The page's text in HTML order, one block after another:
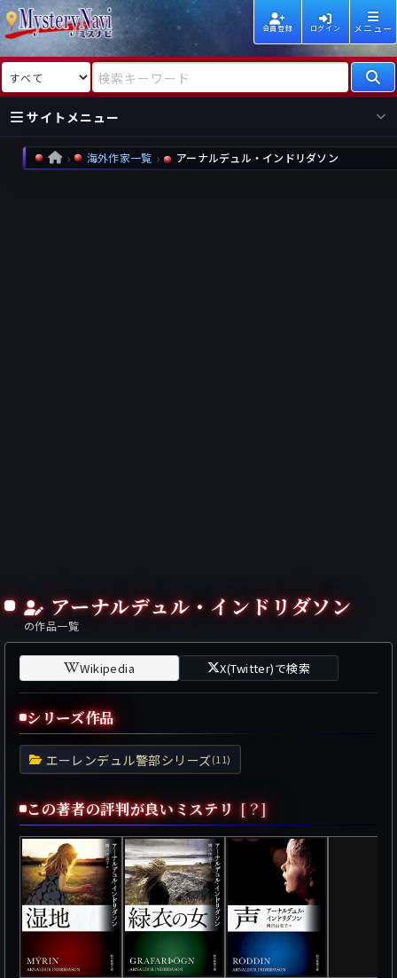
会員登録 ログイン メニュー
検索対象 検索キーワード
サイトメニュー
国内
海外
新着
新刊
HOME 海外作家一覧 アーナルデュル・インドリダソン
アーナルデュル・インドリダソン
の作品一覧
Wikipedia X(Twitter)で検索
シリーズ作品
エーレンデュル警部シリーズ(11)
この著者の評判が良いミステリ [？]